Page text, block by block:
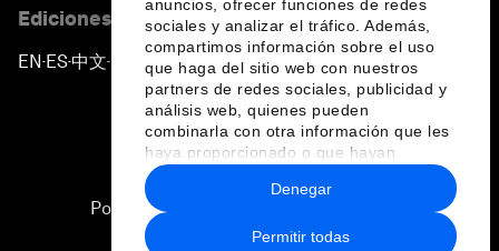
anuncios, ofrecer funciones de redes
sociales y analizar el tráfico. Además,
compartimos información sobre el uso
que haga del sitio web con nuestros
partners de redes sociales, publicidad y
análisis web, quienes pueden
combinarla con otra información que les
haya proporcionado o que hayan
recopilado a partir del uso que haya
hecho de sus servicios.
Permitir todas
Denegar
Ediciones en otros idiomas
EN ▪ ES▪中文▪ 日本語
Política de privacidad y normas de uso